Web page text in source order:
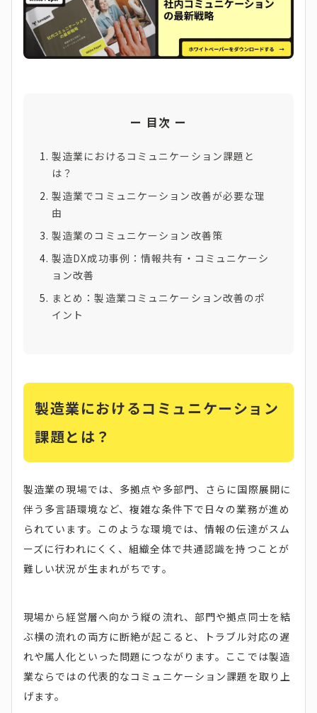
目次
製造業におけるコミュニケーション課題と
は？
製造業でコミュニケーション改善が必要な理
由
製造業のコミュニケーション改善策
製造DX成功事例：情報共有・コミュニケーシ
ョン改善
まとめ：製造業コミュニケーション改善のポ
イント
製造業におけるコミュニケーション
課題とは？
製造業の現場では、多拠点や多部門、さらに国際展開に
伴う多言語環境など、複雑な条件下で日々の業務が進め
られています。このような環境では、情報の伝達がスム
ーズに行われにくく、組織全体で共通認識を持つことが
難しい状況が生まれがちです。
現場から経営層へ向かう縦の流れ、部門や拠点同士を結
ぶ横の流れの両方に断絶が起こると、トラブル対応の遅
れや属人化といった問題につながります。ここでは製造
業ならではの代表的なコミュニケーション課題を取り上
げます。